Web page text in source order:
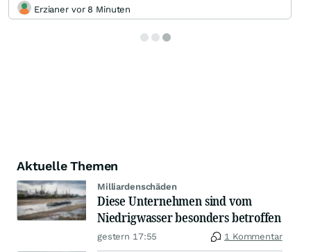
Erzianer vor 8 Minuten
Aktuelle Themen
Milliardenschäden
Diese Unternehmen sind vom
Niedrigwasser besonders betroffen
gestern 17:55 1 Kommentar